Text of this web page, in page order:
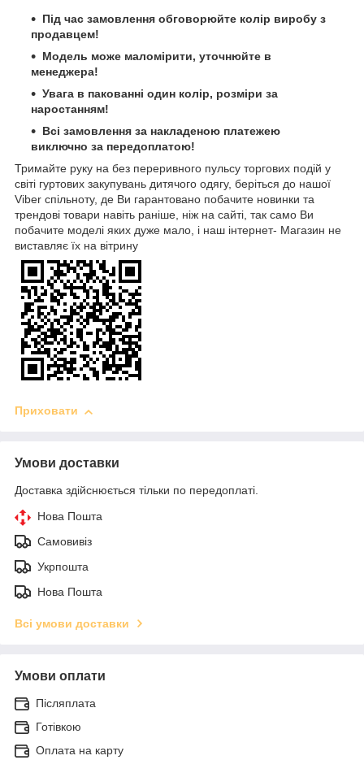
Під час замовлення обговорюйте колір виробу з
продавцем!
Модель може маломірити, уточнюйте в
менеджера!
Увага в пакованні один колір, розміри за
наростанням!
Всі замовлення за накладеною платежею
виключно за передоплатою!
Тримайте руку на без переривного пульсу торгових подій у
світі гуртових закупувань дитячого одягу, беріться до нашої
Viber спільноту, де Ви гарантовано побачите новинки та
трендові товари навіть раніше, ніж на сайті, так само Ви
побачите моделі яких дуже мало, і наш інтернет- Магазин не
виставляє їх на вітрину
Приховати
Умови доставки
Доставка здійснюється тільки по передоплаті.
Нова Пошта
Самовивіз
Укрпошта
Нова Пошта
Всі умови доставки
Умови оплати
Післяплата
Готівкою
Оплата на карту